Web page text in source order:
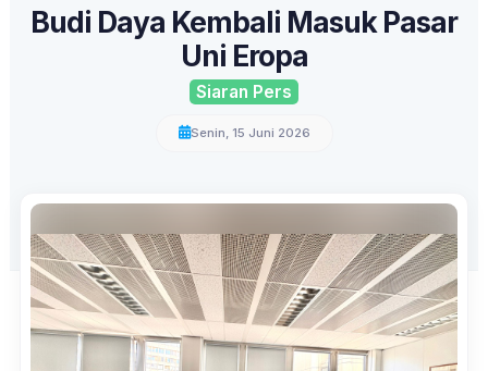
Budi Daya Kembali Masuk Pasar
Uni Eropa
Siaran Pers
Senin, 15 Juni 2026